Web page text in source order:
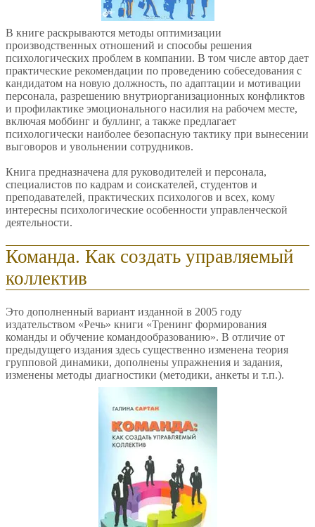
В книге раскрываются методы оптимизации
производственных отношений и способы решения
психологических проблем в компании. В том числе автор дает
практические рекомендации по проведению собеседования с
кандидатом на новую должность, по адаптации и мотивации
персонала, разрешению внутриорганизационных конфликтов
и профилактике эмоционального насилия на рабочем месте,
включая моббинг и буллинг, а также предлагает
психологически наиболее безопасную тактику при вынесении
выговоров и увольнении сотрудников.
Книга предназначена для руководителей и персонала,
специалистов по кадрам и соискателей, студентов и
преподавателей, практических психологов и всех, кому
интересны психологические особенности управленческой
деятельности.
Команда. Как создать управляемый
коллектив
Это дополненный вариант изданной в 2005 году
издательством «Речь» книги «Тренинг формирования
команды и обучение командообразованию». В отличие от
предыдущего издания здесь существенно изменена теория
групповой динамики, дополнены упражнения и задания,
изменены методы диагностики (методики, анкеты и т.п.).